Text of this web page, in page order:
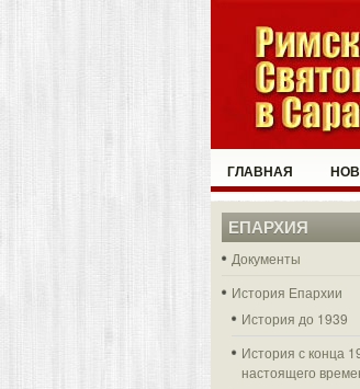
ГЛАВНАЯ
ЕПАРХИЯ
Документы
История Епархии
История до 1939
История с конца
настоящего